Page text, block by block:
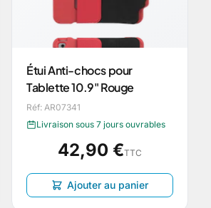
Étui Anti-chocs pour
Tablette 10.9" Rouge
Réf: AR07341
Livraison sous 7 jours ouvrables
42,90 €TTC
Ajouter au panier